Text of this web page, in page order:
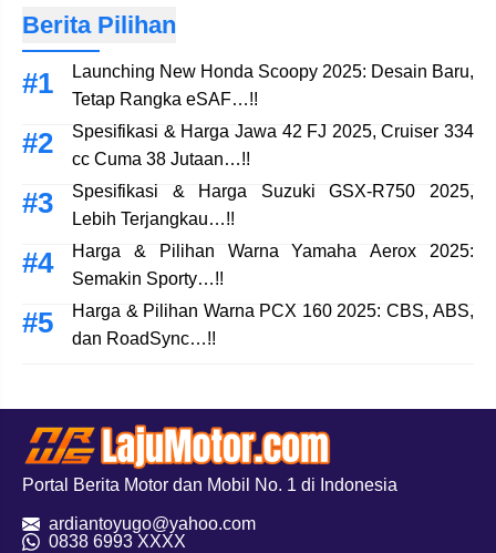
Berita Pilihan
Launching New Honda Scoopy 2025: Desain Baru,
Tetap Rangka eSAF…!!
Spesifikasi & Harga Jawa 42 FJ 2025, Cruiser 334
cc Cuma 38 Jutaan…!!
Spesifikasi & Harga Suzuki GSX-R750 2025,
Lebih Terjangkau…!!
Harga & Pilihan Warna Yamaha Aerox 2025:
Semakin Sporty…!!
Harga & Pilihan Warna PCX 160 2025: CBS, ABS,
dan RoadSync…!!
Portal Berita Motor dan Mobil No. 1 di Indonesia
ardiantoyugo@yahoo.com
0838 6993 XXXX